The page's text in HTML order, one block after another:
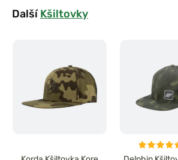
DalšíKšiltovky